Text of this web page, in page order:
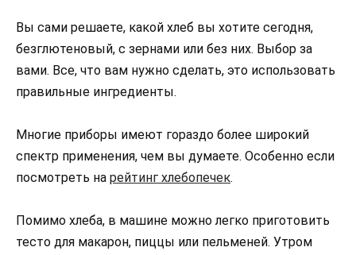
Вы сами решаете, какой хлеб вы хотите сегодня,
безглютеновый, с зернами или без них. Выбор за
вами. Все, что вам нужно сделать, это использовать
правильные ингредиенты.
Многие приборы имеют гораздо более широкий
спектр применения, чем вы думаете. Особенно если
посмотреть на рейтинг хлебопечек.
Помимо хлеба, в машине можно легко приготовить
тесто для макарон, пиццы или пельменей. Утром